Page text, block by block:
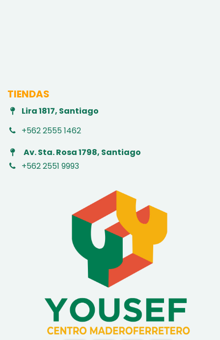
TIENDAS
Lira 1817, Santiago
+562 2555 1462
Av. Sta. Rosa 1798, Santiago
+562 2551 9993